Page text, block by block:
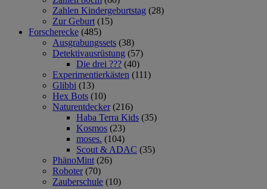
Zahlen Kindergeburtstag (28)
Zur Geburt (15)
Forscherecke (485)
Ausgrabungssets (38)
Detektivausrüstung (57)
Die drei ??? (40)
Experimentierkästen (111)
Glibbi (13)
Hex Bots (10)
Naturentdecker (216)
Haba Terra Kids (35)
Kosmos (23)
moses. (104)
Scout & ADAC (35)
PhänoMint (26)
Roboter (70)
Zauberschule (10)